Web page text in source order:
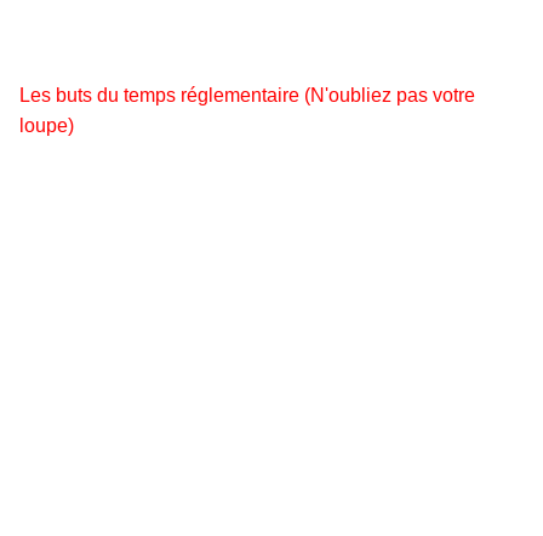
Les buts du temps réglementaire (N'oubliez pas votre
loupe)